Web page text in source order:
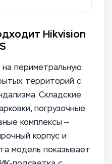
Hikvision
периметральную
территорий с
Складские
погрузочные
комплексы —
корпус и
модель показывает